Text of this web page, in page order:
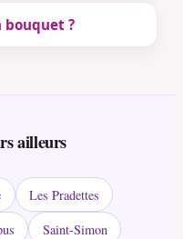
bouquet ?
ailleurs
Les Pradettes
Saint-Simon